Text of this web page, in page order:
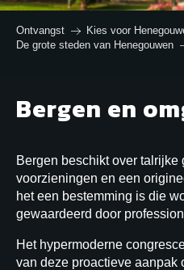
Ontvangst Kies voor
De grote steden van Henegouwen
Bergen en
Bergen beschikt over talrijke
voorzieningen en een
het een bestemming is die
gewaardeerd door
Het hypermoderne
van deze proactieve aanpak